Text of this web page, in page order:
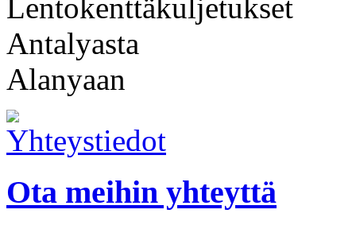
Ota meihin yhteyttä